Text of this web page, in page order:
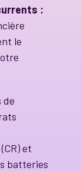
:
le
de
et
batteries